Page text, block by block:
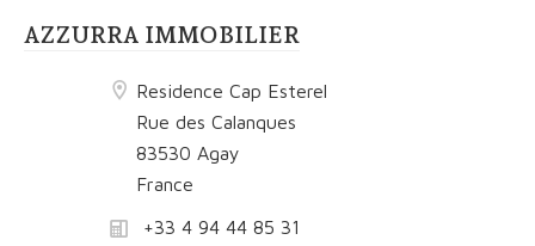
AZZURRA IMMOBILIER
Residence Cap Esterel
Rue des Calanques
83530 Agay
France
+33 4 94 44 85 31